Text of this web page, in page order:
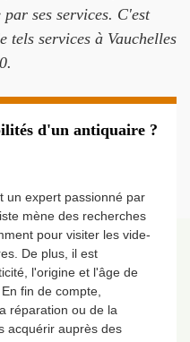
ses services. C'est
tels services à Vauchelles
d'un antiquaire ?
un expert passionné par
mène des recherches
pour visiter les vide-
De plus, il est
l'origine et l'âge de
fin de compte,
réparation ou de la
acquérir auprès des